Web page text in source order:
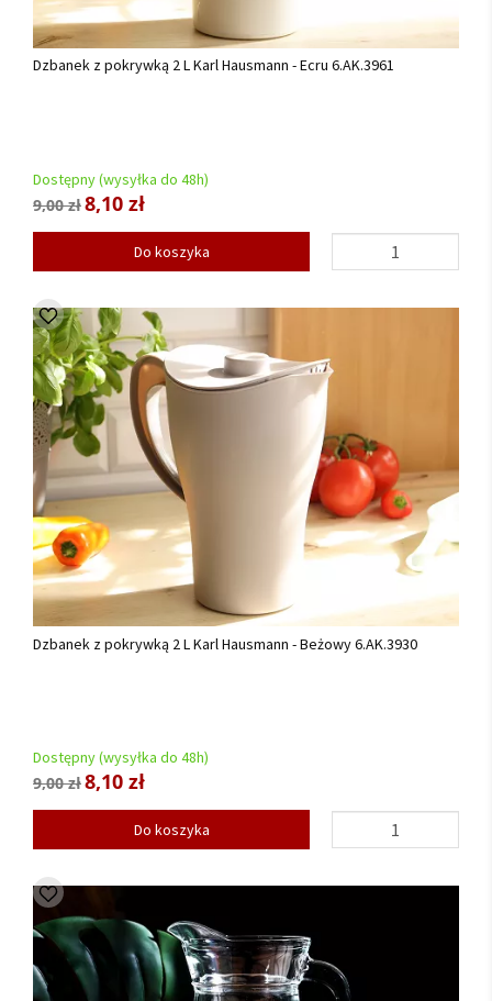
Dzbanek z pokrywką 2 L Karl Hausmann - Ecru 6.AK.3961
Dostępny (wysyłka do 48h)
9,00 zł8,10 zł
Do koszyka
Dzbanek z pokrywką 2 L Karl Hausmann - Beżowy 6.AK.3930
Dostępny (wysyłka do 48h)
9,00 zł8,10 zł
Do koszyka